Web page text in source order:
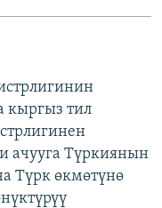
кыргыз тил
ачууга Түркиянын
Түрк өкмөтүнө